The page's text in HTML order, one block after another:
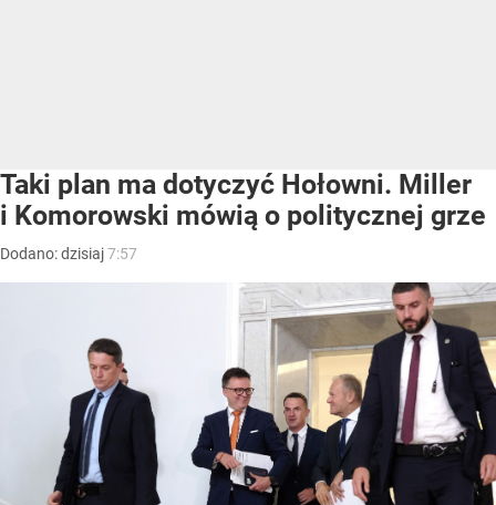
Taki plan ma dotyczyć Hołowni. Miller
i Komorowski mówią o politycznej grze
Dodano:dzisiaj7:57